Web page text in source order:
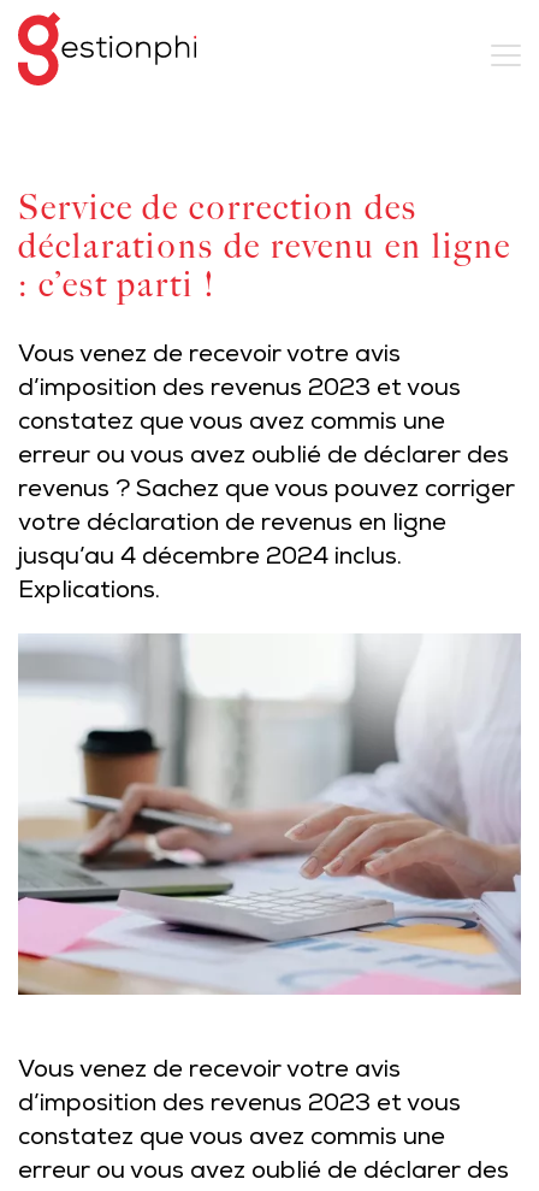
Service de correction des
déclarations de revenu en ligne
: c’est parti !
Vous venez de recevoir votre avis
d’imposition des revenus 2023 et vous
constatez que vous avez commis une
erreur ou vous avez oublié de déclarer des
revenus ? Sachez que vous pouvez corriger
votre déclaration de revenus en ligne
jusqu’au 4 décembre 2024 inclus.
Explications.
Vous venez de recevoir votre avis
d’imposition des revenus 2023 et vous
constatez que vous avez commis une
erreur ou vous avez oublié de déclarer des